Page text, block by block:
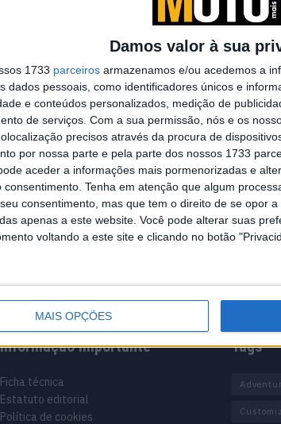
Damos valor à sua
1733 parceiros armazenamos e/ou acedemos a
dados pessoais, como identificadores únicos e
e conteúdos personalizados, medição de
de serviços. Com a sua permissão, nós e os
precisos através da procura de
por nossa parte e pela parte dos nossos 1733
aceder a informações mais pormenorizadas e
Tenha em atenção que algum
consentimento, mas que tem o direito de se opor
apenas a este website. Você pode alterar suas
voltando a este site e clicando no botão
MAIS OPÇÕES
um universo de
e, sobretudo, sobre
Informação importante
Ficha técnica
Estatuto editorial
Política de cookies
Tags